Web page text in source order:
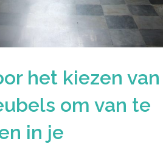
het kiezen van
om van te
in je